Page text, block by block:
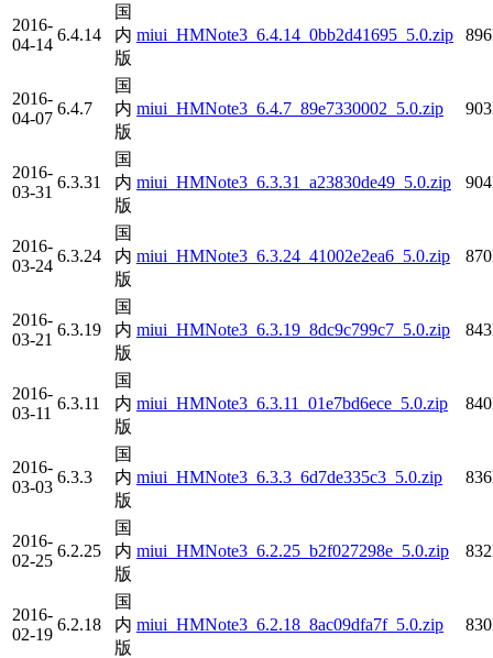
2016-
04-14
6.4.14
国
内
版
miui_HMNote3_6.4.14_0bb2d41695_5.0.zip
2016-
04-07
6.4.7
国
内
版
miui_HMNote3_6.4.7_89e7330002_5.0.zip
2016-
03-31
6.3.31
国
内
版
miui_HMNote3_6.3.31_a23830de49_5.0.zip
2016-
03-24
6.3.24
国
内
版
miui_HMNote3_6.3.24_41002e2ea6_5.0.zip
2016-
03-21
6.3.19
国
内
版
miui_HMNote3_6.3.19_8dc9c799c7_5.0.zip
2016-
03-11
6.3.11
国
内
版
miui_HMNote3_6.3.11_01e7bd6ece_5.0.zip
2016-
03-03
6.3.3
国
内
版
miui_HMNote3_6.3.3_6d7de335c3_5.0.zip
2016-
02-25
6.2.25
国
内
版
miui_HMNote3_6.2.25_b2f027298e_5.0.zip
2016-
02-19
6.2.18
国
内
版
miui_HMNote3_6.2.18_8ac09dfa7f_5.0.zip